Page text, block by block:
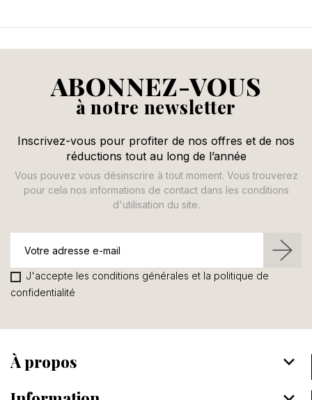
ABONNEZ-VOUS
à notre newsletter
Inscrivez-vous pour profiter de nos offres et de nos
réductions tout au long de l’année
Vous pouvez vous désinscrire à tout moment. Vous trouverez
pour cela nos informations de contact dans les conditions
d'utilisation du site.
J'accepte les conditions générales et la politique de
confidentialité
À propos keyboard_arrow_down